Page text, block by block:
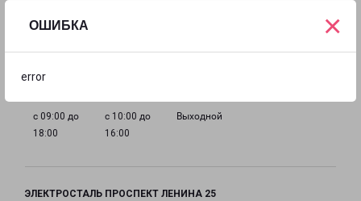
ОШИБКА
error
×
с 09:00 до
18:00
с 10:00 до
16:00
Выходной
ЭЛЕКТРОСТАЛЬ ПРОСПЕКТ ЛЕНИНА 25